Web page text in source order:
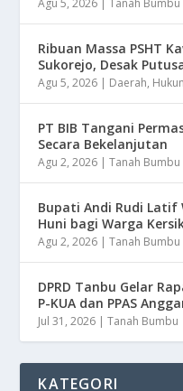
Agu 5, 2026 |Tanah Bumbu
Ribuan Massa PSHT
Sukorejo, Desak
Agu 5, 2026 | Daerah,
PT BIB Tangani
Secara Bekelanjutan
Agu 2, 2026 |Tanah Bumbu
Bupati Andi Rudi Latif
Huni bagi Warga
Agu 2, 2026 |Tanah Bumbu
DPRD Tanbu Gelar
P-KUA dan PPAS
Jul 31, 2026 |Tanah Bumbu
KATEGORI